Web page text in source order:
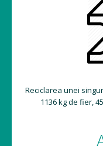
Reciclarea unei
1136 kg de fier,